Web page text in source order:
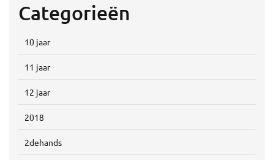
Categorieën
10 jaar
11 jaar
12 jaar
2018
2dehands